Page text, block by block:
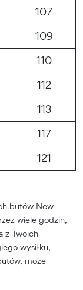
107
109
110
112
113
117
121
butów New
wiele godzin,
z Twoich
wysiłku,
może